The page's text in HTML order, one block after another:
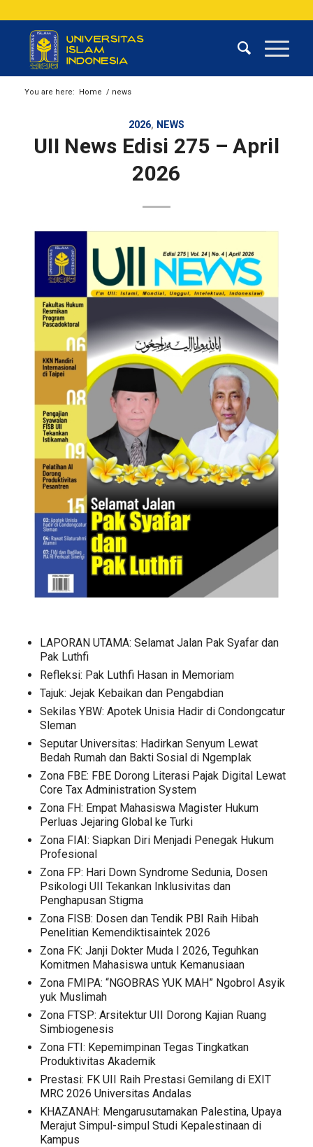
You are here: Home / news
2026, NEWS
UII News Edisi 275 – April
2026
LAPORAN UTAMA: Selamat Jalan Pak Syafar dan
Pak Luthfi
Refleksi: Pak Luthfi Hasan in Memoriam
Tajuk: Jejak Kebaikan dan Pengabdian
Sekilas YBW: Apotek Unisia Hadir di Condongcatur
Sleman
Seputar Universitas: Hadirkan Senyum Lewat
Bedah Rumah dan Bakti Sosial di Ngemplak
Zona FBE: FBE Dorong Literasi Pajak Digital Lewat
Core Tax Administration System
Zona FH: Empat Mahasiswa Magister Hukum
Perluas Jejaring Global ke Turki
Zona FIAI: Siapkan Diri Menjadi Penegak Hukum
Profesional
Zona FP: Hari Down Syndrome Sedunia, Dosen
Psikologi UII Tekankan Inklusivitas dan
Penghapusan Stigma
Zona FISB: Dosen dan Tendik PBI Raih Hibah
Penelitian Kemendiktisaintek 2026
Zona FK: Janji Dokter Muda I 2026, Teguhkan
Komitmen Mahasiswa untuk Kemanusiaan
Zona FMIPA: “NGOBRAS YUK MAH” Ngobrol Asyik
yuk Muslimah
Zona FTSP: Arsitektur UII Dorong Kajian Ruang
Simbiogenesis
Zona FTI: Kepemimpinan Tegas Tingkatkan
Produktivitas Akademik
Prestasi: FK UII Raih Prestasi Gemilang di EXIT
MRC 2026 Universitas Andalas
KHAZANAH: Mengarusutamakan Palestina, Upaya
Merajut Simpul-simpul Studi Kepalestinaan di
Kampus